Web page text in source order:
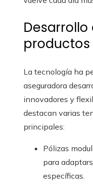
La tecnología ha
aseguradora
innovadores y
destacan varias
principales:
Pólizas
para
específicas.